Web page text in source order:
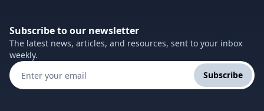
Subscribe to our newsletter
The latest news, articles, and resources, sent to your inbox
weekly.
Subscribe